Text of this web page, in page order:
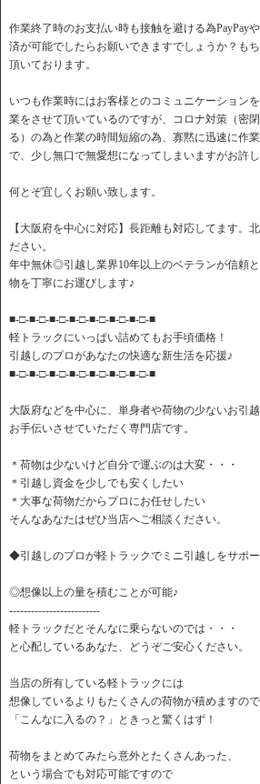
作業終了時のお支払い時も接触を避ける為PayPay
済が可能でしたらお願いできますでしょうか？も
頂いております。
いつも作業時にはお客様とのコミュニケーション
業をさせて頂いているのですが、コロナ対策（密
る）の為と作業の時間短縮の為、寡黙に迅速に作
で、少し無口で無愛想になってしまいますがお許
何とぞ宜しくお願い致します。
【大阪府を中心に対応】長距離も対応してます。
ださい。
年中無休◎引越し業界10年以上のベテランが信頼
物を丁寧にお運びします♪
■-□-■-□-■-□-■-□-■-□-■-□-■-□-■
軽トラックにいっぱい詰めてもお手頃価格！
引越しのプロがあなたの快適な新生活を応援♪
■-□-■-□-■-□-■-□-■-□-■-□-■-□-■
大阪府などを中心に、単身者や荷物の少ないお引
お手伝いさせていただく専門店です。
＊荷物は少ないけど自分で運ぶのは大変・・・
＊引越し資金を少しでも安くしたい
＊大事な荷物だからプロにお任せしたい
そんなあなたはぜひ当店へご相談ください。
◆引越しのプロが軽トラックでミニ引越しをサポー
◎想像以上の量を積むことが可能♪
-------------------------
軽トラックだとそんなに乗らないのでは・・・
と心配しているあなた、どうぞご安心ください。
当店の所有している軽トラックには
想像しているよりもたくさんの荷物が積めますので
「こんなに入るの？」ときっと驚くはず！
荷物をまとめてみたら意外とたくさんあった、
という場合でも対応可能ですので